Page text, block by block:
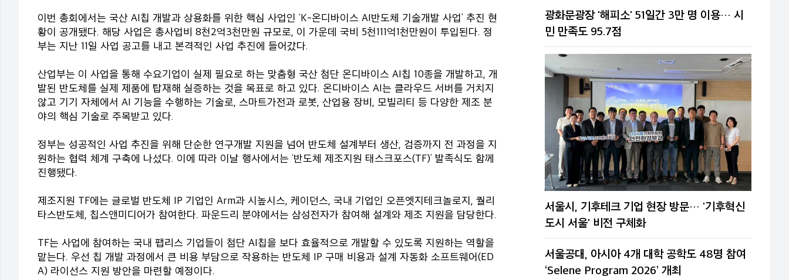
이번 총회에서는 국산 AI칩 개발과 상용화를 위한 핵심 사업인 ‘K-온디바이스 AI반도체 기술개발 사업’ 추진 현
황이 공개됐다. 해당 사업은 총사업비 8천2억3천만원 규모로, 이 가운데 국비 5천111억1천만원이 투입된다. 정
부는 지난 11일 사업 공고를 내고 본격적인 사업 추진에 들어갔다.
산업부는 이 사업을 통해 수요기업이 실제 필요로 하는 맞춤형 국산 첨단 온디바이스 AI칩 10종을 개발하고, 개
발된 반도체를 실제 제품에 탑재해 실증하는 것을 목표로 하고 있다. 온디바이스 AI는 클라우드 서버를 거치지
않고 기기 자체에서 AI 기능을 수행하는 기술로, 스마트가전과 로봇, 산업용 장비, 모빌리티 등 다양한 제조 분
야의 핵심 기술로 주목받고 있다.
정부는 성공적인 사업 추진을 위해 단순한 연구개발 지원을 넘어 반도체 설계부터 생산, 검증까지 전 과정을 지
원하는 협력 체계 구축에 나섰다. 이에 따라 이날 행사에서는 ‘반도체 제조지원 태스크포스(TF)’ 발족식도 함께
진행됐다.
제조지원 TF에는 글로벌 반도체 IP 기업인 Arm과 시높시스, 케이던스, 국내 기업인 오픈엣지테크놀로지, 퀄리
타스반도체, 칩스앤미디어가 참여한다. 파운드리 분야에서는 삼성전자가 참여해 설계와 제조 지원을 담당한다.
TF는 사업에 참여하는 국내 팹리스 기업들이 첨단 AI칩을 보다 효율적으로 개발할 수 있도록 지원하는 역할을
맡는다. 우선 칩 개발 과정에서 큰 비용 부담으로 작용하는 반도체 IP 구매 비용과 설계 자동화 소프트웨어(ED
A) 라이선스 지원 방안을 마련할 예정이다.
광화문광장 '해피소' 51일간 3만 명 이용… 시
민 만족도 95.7점
서울시, 기후테크 기업 현장 방문… '기후혁신
도시 서울' 비전 구체화
서울공대, 아시아 4개 대학 공학도 48명 참여
‘Selene Program 2026’ 개최